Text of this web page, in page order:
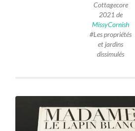
Cottagecore
2021 de
MissyCornish
#Les propriétés
et jardins
dissimulés